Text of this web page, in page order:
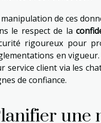
manipulation de ces
le respect de la
rigoureux pour
en
service client via les
de confiance.
une